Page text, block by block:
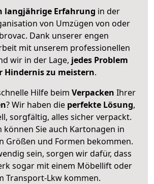
langjährige Erfahrung in der
von Umzügen von oder
Dank unserer engen
mit unserem professionellen
wir in der Lage, jedes Problem
Hindernis zu meistern.
Hilfe beim Verpacken Ihrer
? Wir haben die perfekte Lösung,
sorgfältig, alles sicher verpackt.
können Sie auch Kartonagen in
Größen und Formen bekommen.
sein, sorgen wir dafür, dass
sogar mit einem Möbellift oder
Transport-Lkw kommen.